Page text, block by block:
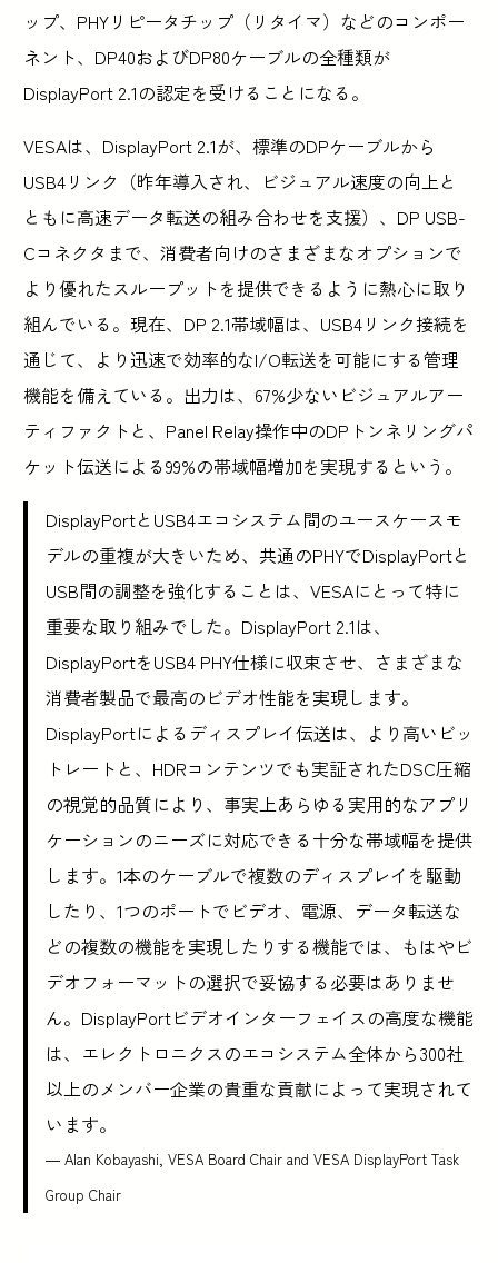
ップ、PHYリピータチップ（リタイマ）などのコンポー
ネント、DP40およびDP80ケーブルの全種類が
DisplayPort 2.1の認定を受けることになる。
VESAは、DisplayPort 2.1が、標準のDPケーブルから
USB4リンク（昨年導入され、ビジュアル速度の向上と
ともに高速データ転送の組み合わせを支援）、DP USB-
Cコネクタまで、消費者向けのさまざまなオプションで
より優れたスループットを提供できるように熱心に取り
組んでいる。現在、DP 2.1帯域幅は、USB4リンク接続を
通じて、より迅速で効率的なI/O転送を可能にする管理
機能を備えている。出力は、67%少ないビジュアルアー
ティファクトと、Panel Relay操作中のDPトンネリングパ
ケット伝送による99%の帯域幅増加を実現するという。
DisplayPortとUSB4エコシステム間のユースケースモ
デルの重複が大きいため、共通のPHYでDisplayPortと
USB間の調整を強化することは、VESAにとって特に
重要な取り組みでした。DisplayPort 2.1は、
DisplayPortをUSB4 PHY仕様に収束させ、さまざまな
消費者製品で最高のビデオ性能を実現します。
DisplayPortによるディスプレイ伝送は、より高いビッ
トレートと、HDRコンテンツでも実証されたDSC圧縮
の視覚的品質により、事実上あらゆる実用的なアプリ
ケーションのニーズに対応できる十分な帯域幅を提供
します。1本のケーブルで複数のディスプレイを駆動
したり、1つのポートでビデオ、電源、データ転送な
どの複数の機能を実現したりする機能では、もはやビ
デオフォーマットの選択で妥協する必要はありませ
ん。DisplayPortビデオインターフェイスの高度な機能
は、エレクトロニクスのエコシステム全体から300社
以上のメンバー企業の貴重な貢献によって実現されて
います。
— Alan Kobayashi, VESA Board Chair and VESA DisplayPort Task
Group Chair